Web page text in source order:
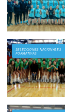
SELECCIONES NACIONALES
FORMATIVAS